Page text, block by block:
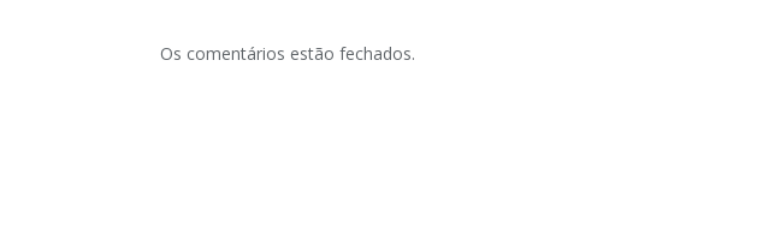
Os comentários estão fechados.